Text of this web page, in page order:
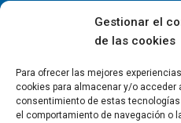
Gestionar el
de las cookies
Para ofrecer las mejores
cookies para almacenar y/o acceder
consentimiento de estas
el comportamiento de navegación o